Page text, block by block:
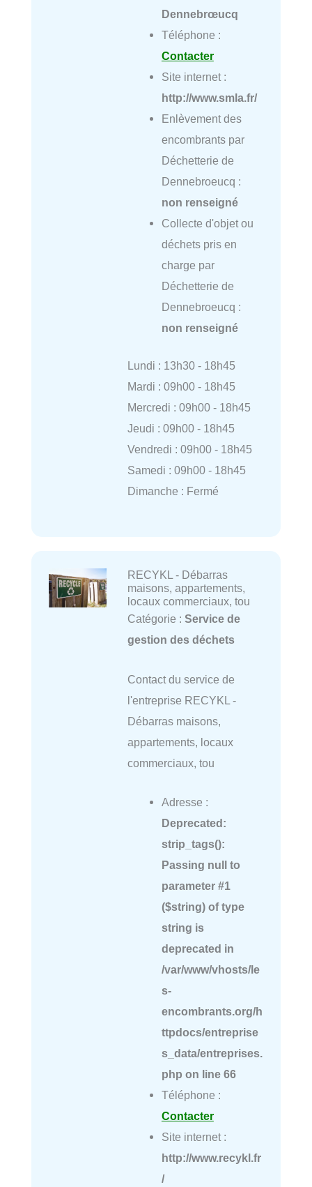
Dennebrœucq
Téléphone :
Contacter
Site internet :
http://www.smla.fr/
Enlèvement des
encombrants par
Déchetterie de
Dennebroeucq :
non renseigné
Collecte d'objet ou
déchets pris en
charge par
Déchetterie de
Dennebroeucq :
non renseigné
Lundi : 13h30 - 18h45
Mardi : 09h00 - 18h45
Mercredi : 09h00 - 18h45
Jeudi : 09h00 - 18h45
Vendredi : 09h00 - 18h45
Samedi : 09h00 - 18h45
Dimanche : Fermé
RECYKL - Débarras
maisons, appartements,
locaux commerciaux, tou
Catégorie : Service de
gestion des déchets
Contact du service de
l'entreprise RECYKL -
Débarras maisons,
appartements, locaux
commerciaux, tou
Adresse :
Deprecated:
strip_tags():
Passing null to
parameter #1
($string) of type
string is
deprecated in
/var/www/vhosts/le
s-
encombrants.org/h
ttpdocs/entreprise
s_data/entreprises.
php on line 66
Téléphone :
Contacter
Site internet :
http://www.recykl.fr
/